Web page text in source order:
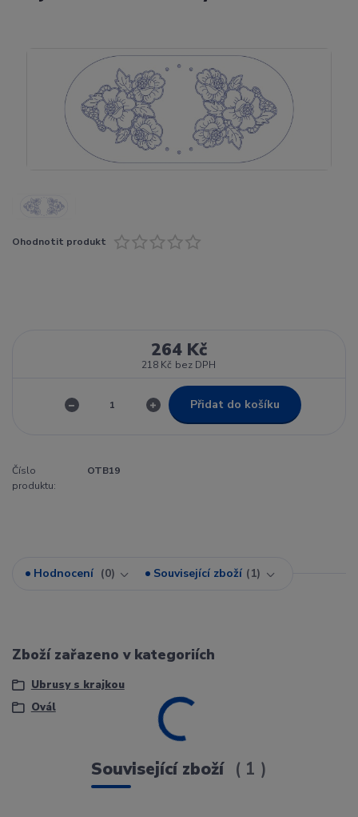
Ohodnotit produkt
264 Kč
218 Kč bez DPH
Přidat do košíku
Číslo
produktu:
OTB19
Hodnocení 0 Související zboží 1
Zboží zařazeno v kategoriích
Ubrusy s krajkou
Ovál
Související zboží 1